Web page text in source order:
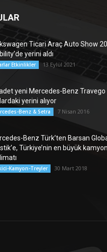
Ticari Araç Auto Show
yerini aldı
Etkinlikler 13 Eylül 2021
yeni Mercedes-Benz Travego
yerini alıyor
Benz & Setra 7 Nisan 2016
Benz Türk’ten Barsan
Türkiye’nin en büyük kamyon
Kamyon-Treyler 30 Mart 2018